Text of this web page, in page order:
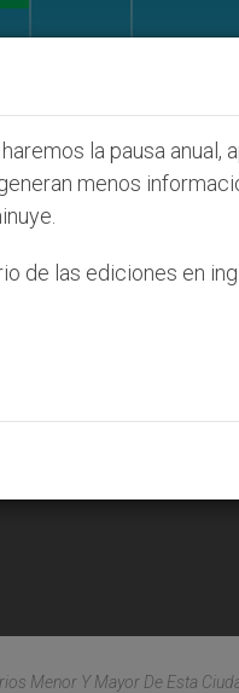
ONU se
Menor Y Mayor De Esta
la pausa anual,
menos
de las ediciones en